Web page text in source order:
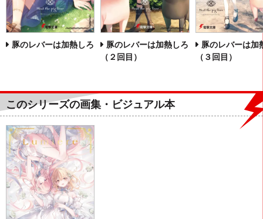
豚のレバーは加熱しろ
豚のレバーは加熱しろ
（２回目）
豚のレバーは加
（３回目）
このシリーズの画集・ビジュアル本